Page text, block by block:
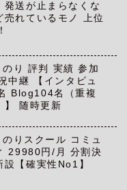
発送が止まらなくな
売れているモノ 上位
り 評判 実績 参加
中継 【インタビュ
Blog104名（重複
】 随時更新
りスクール コミュ
29980円/月 分割決
設【確実性No1】